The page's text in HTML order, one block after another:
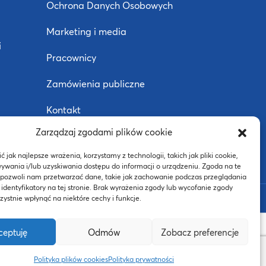
Zarządzaj zgodami plików cookie
jak najlepsze wrażenia, korzystamy z technologii, takich jak pliki cookie,
i/lub uzyskiwania dostępu do informacji o urządzeniu. Zgoda na te
nam przetwarzać dane, takie jak zachowanie podczas przeglądania
na tej stronie. Brak wyrażenia zgody lub wycofanie zgody
wpłynąć na niektóre cechy i funkcje.
Odmów Zobacz preferencje
Polityka plików cookiesPolityka prywatności
Ochrona Danych Osobowych
Marketing i media
Pracownicy
Zamówienia publiczne
Kontakt
Deklaracja dostępności
BIP
oraz budżetu państwa w ramach